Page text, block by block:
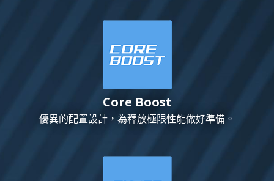
Core Boost
優異的配置設計，為釋放極限性能做好準備。